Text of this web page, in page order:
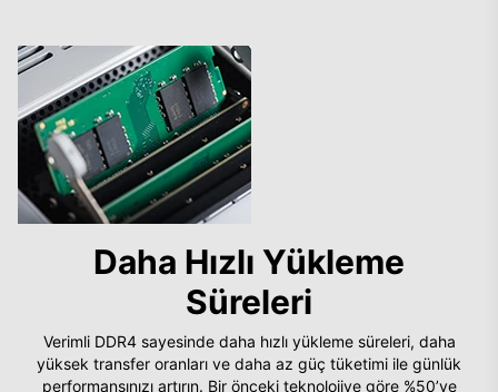
Daha Hızlı Yükleme
Süreleri
Verimli DDR4 sayesinde daha hızlı yükleme süreleri, daha
yüksek transfer oranları ve daha az güç tüketimi ile günlük
performansınızı artırın. Bir önceki teknolojiye göre %50’ye